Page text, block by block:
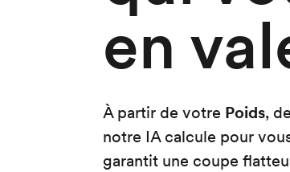
en
À partir de votre Poids,
notre IA calcule pour
garantit une coupe